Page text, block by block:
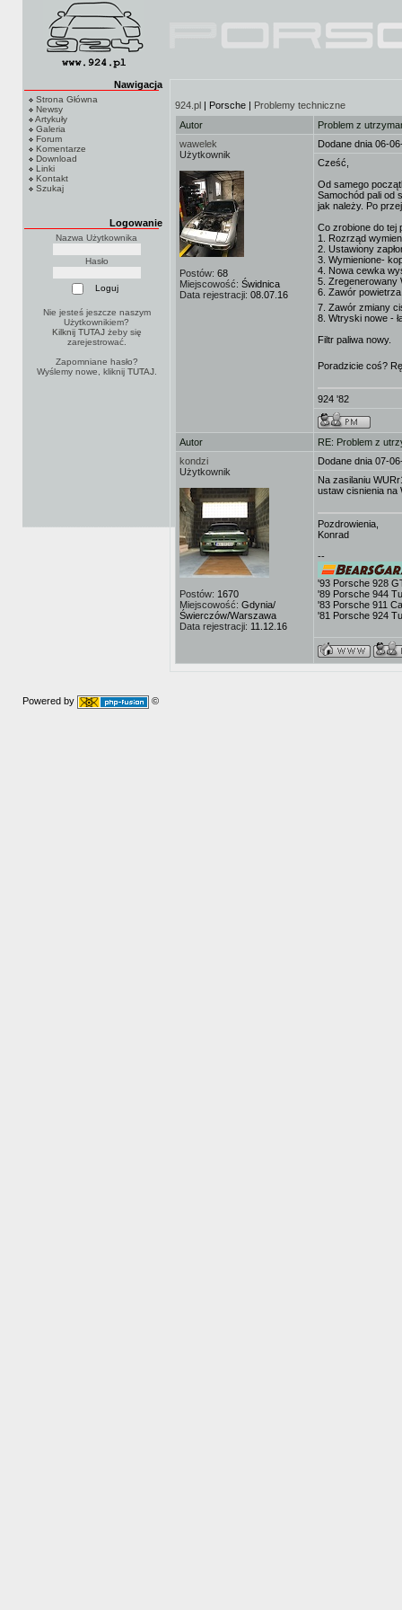
Nawigacja
Strona Główna
Newsy
Artykuły
Galeria
Forum
Komentarze
Download
Linki
Kontakt
Szukaj
Logowanie
Nazwa Użytkownika
Hasło
Nie jesteś jeszcze naszym
Użytkownikiem?
Kilknij TUTAJżeby się
zarejestrować.
Zapomniane hasło?
Wyślemy nowe, kliknij TUTAJ.
924.pl | Porsche | Problemy techniczne
Autor
Problem z
wawelek
Użytkownik
Postów: 68
Miejscowość: Świdnica
Data rejestracji: 08.07.16
Dodane dnia 06-
Cześć,
Od samego
Samochód pali od
jak należy. Po
Co zrobione do tej
1. Rozrząd
2. Ustawiony
3. Wymienione-
4. Nowa cewka
5. Zregenerowany
6. Zawór
7. Zawór zmiany
8. Wtryski nowe -
Filtr paliwa nowy.
Poradzicie coś?
924 '82
Autor
RE: Problem z
kondzi
Użytkownik
Postów: 1670
Miejscowość: Gdynia/
Świerczów/Warszawa
Data rejestracji: 11.12.16
Dodane dnia 07-
Na zasilaniu
ustaw cisnienia na
Pozdrowienia,
Konrad
--
'93 Porsche 928
'89 Porsche 944
'83 Porsche 911
'81 Porsche 924
Powered by ©